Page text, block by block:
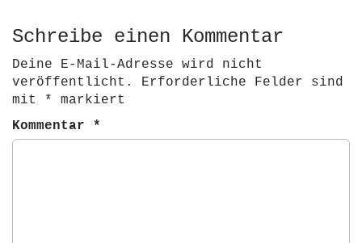
s
n
a
i
Schreibe einen Kommentar
Deine E-Mail-Adresse wird nicht
veröffentlicht.
Erforderliche Felder sind
mit
*
markiert
Kommentar *